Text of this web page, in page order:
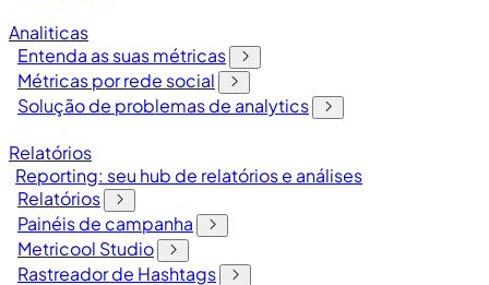
Analiticas
Entenda as suas métricas
Métricas por rede social
Solução de problemas de analytics
Relatórios
Reporting: seu hub de relatórios e análises
Relatórios
Painéis de campanha
Metricool Studio
Rastreador de Hashtags